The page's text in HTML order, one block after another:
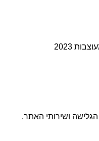
2023
ושירותי האתר.